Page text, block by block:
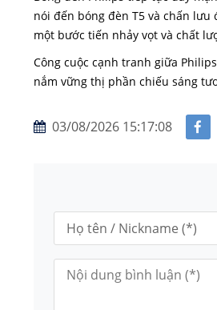
nói đến bóng đèn T5 và chấn
một bước tiến nhảy vọt và chất
Công cuộc cạnh tranh giữa
nắm vững thị phần chiếu sáng
03/08/2026 15:17:08